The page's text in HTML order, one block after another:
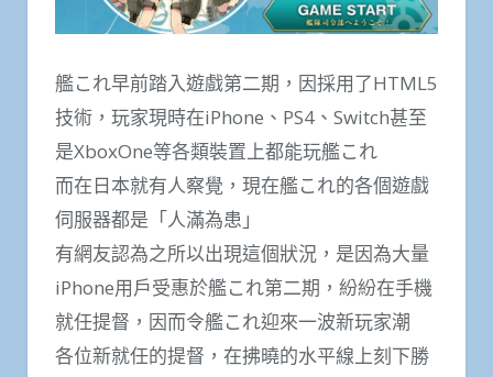
艦これ早前踏入遊戲第二期，因採用了HTML5
技術，玩家現時在iPhone、PS4、Switch甚至
是XboxOne等各類裝置上都能玩艦これ
而在日本就有人察覺，現在艦これ的各個遊戲
伺服器都是「人滿為患」
有網友認為之所以出現這個狀況，是因為大量
iPhone用戶受惠於艦これ第二期，紛紛在手機
就任提督，因而令艦これ迎來一波新玩家潮
各位新就任的提督，在拂曉的水平線上刻下勝